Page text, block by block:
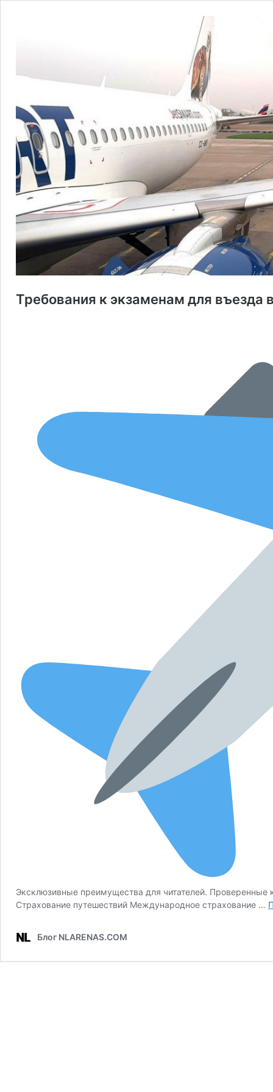
Требования к экзаменам для въезда
Эксклюзивные преимущества для читателей.
Страхование путешествий Международное страхование …
Блог NLARENAS.COM